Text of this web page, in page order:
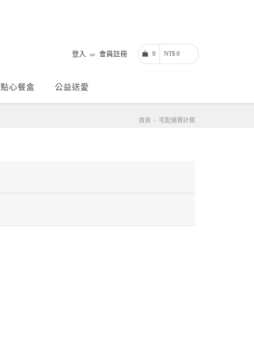
登入 or 會員註冊 0 NT$ 0
點心餐盒 公益送愛
首頁 宅配運費計算